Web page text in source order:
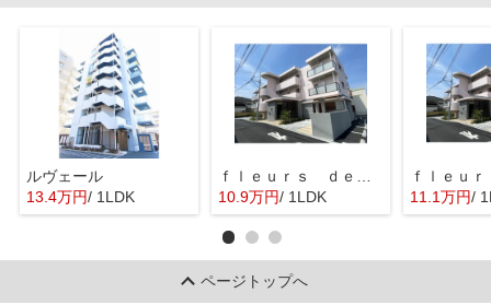
ルヴェール
13.4万円/ 1LDK
10.9万円/ 1LDK 11.1万円/
ページトップへ